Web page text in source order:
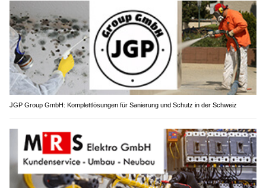
JGP Group GmbH: Komplettlösungen für Sanierung und Schutz in der Schweiz